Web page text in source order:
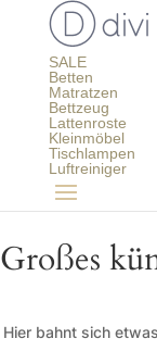
SALE
Betten
Matratzen
Bettzeug
Lattenroste
Kleinmöbel
Tischlampen
Luftreiniger
Großes
Hier bahnt sich